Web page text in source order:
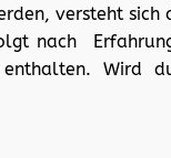
versteht sich
nach
enthalten. Wird